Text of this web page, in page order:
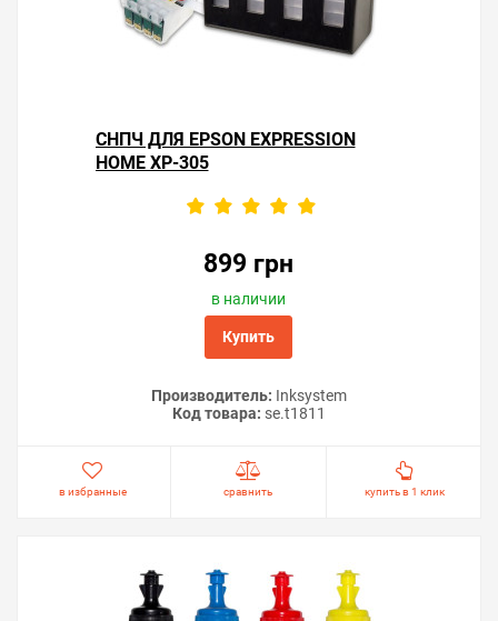
СНПЧ ДЛЯ EPSON EXPRESSION
HOME XP-305
899 грн
в наличии
Купить
Производитель: Inksystem
Код товара: se.t1811
в избранные сравнить купить в 1 клик